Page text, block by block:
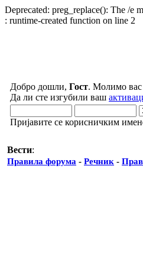
Deprecated: preg_replace(): The /e
: runtime-created function on line 2
Добро дошли, Гост. Молимо вас
Да ли сте изгубили ваш
Пријавите се корисничким
Вести:
Правила форума - Речник -